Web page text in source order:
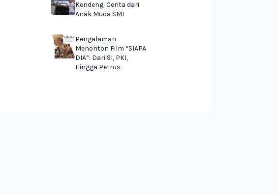
Kendeng: Cerita dari
Anak Muda SMI
Pengalaman
Menonton Film “SIAPA
DIA”: Dari SI, PKI,
Hingga Petrus